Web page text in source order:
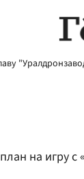
на игру с